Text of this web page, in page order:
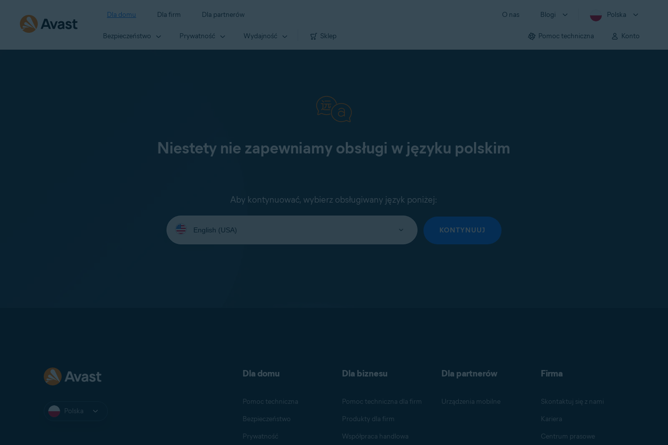
Dla domu Dla firm Dla partnerów O nas Blogi Polska
Bezpieczeństwo Prywatność Wydajność Sklep Pomoc techniczna Konto
Niestety nie zapewniamy obsługi w języku polskim
Aby kontynuować, wybierz obsługiwany język poniżej:
Wybierz
język:
KONTYNUUJ
Polska
Dla domu
Pomoc techniczna
Bezpieczeństwo
Prywatność
Dla biznesu
Pomoc techniczna dla firm
Produkty dla firm
Współpraca handlowa
Dla partnerów
Urządzenia mobilne
Firma
Skontaktuj się z nami
Kariera
Centrum prasowe